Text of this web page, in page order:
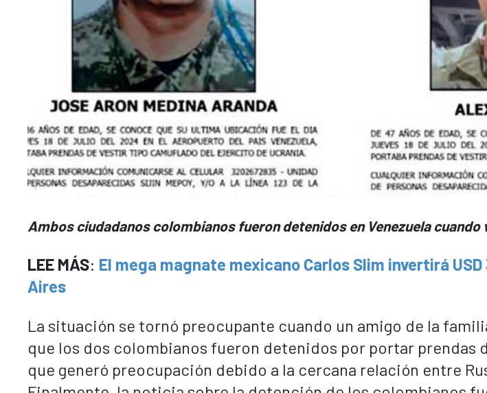
Ambos ciudadanos colombianos fueron detenidos en Venezuela cuando
LEE MÁS: El mega magnate mexicano Carlos Slim invertirá
Aires
La situación se tornó preocupante cuando un amigo de la
que los dos colombianos fueron detenidos por portar prendas
que generó preocupación debido a la cercana relación entre